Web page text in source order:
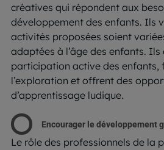
créatives qui répondent aux
développement des enfants. Ils
activités proposées soient
adaptées à l’âge des enfants.
participation active des enfants,
l’exploration et offrent des
d’apprentissage ludique.
Encourager le développement
Le rôle des professionnels de la